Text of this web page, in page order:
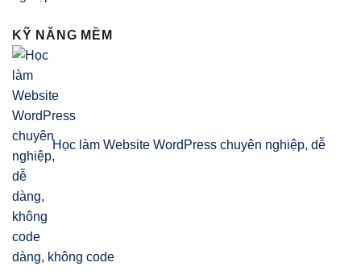
KỸ NĂNG MỀM
Học làm Website WordPress chuyên nghiệp, dễ
dàng, không code